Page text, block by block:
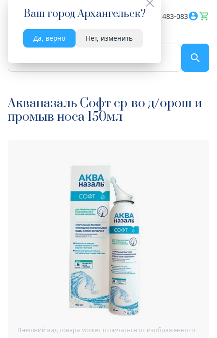
Ваш городАрхангельск?
Да, верно Нет, изменить
Весь сайт 8182 483-083
Акваназаль Софт ср-во д/орош и
промыв носа 150мл